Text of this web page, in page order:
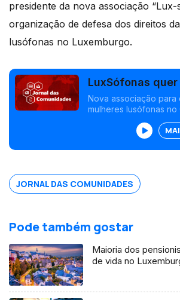
presidente da nova associação “Lux-
organização de defesa dos direitos
lusófonas no Luxemburgo.
LuxSófonas
desigualdades
Nova associação para
mulheres lusófonas no
próximo domingo,
participantes. Edição
JORNAL DAS COMUNIDADES
Pode também gostar
Maioria dos
de vida no